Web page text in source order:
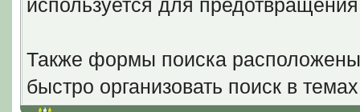
используется для
Также формы поиска
быстро организовать поиск в